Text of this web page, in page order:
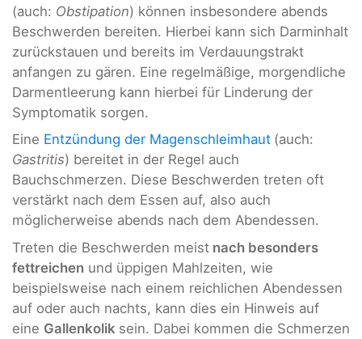
(auch: Obstipation) können insbesondere abends
Beschwerden bereiten. Hierbei kann sich Darminhalt
zurückstauen und bereits im Verdauungstrakt
anfangen zu gären. Eine regelmäßige, morgendliche
Darmentleerung kann hierbei für Linderung der
Symptomatik sorgen.
Eine Entzündung der Magenschleimhaut (auch:
Gastritis) bereitet in der Regel auch
Bauchschmerzen. Diese Beschwerden treten oft
verstärkt nach dem Essen auf, also auch
möglicherweise abends nach dem Abendessen.
Treten die Beschwerden meist nach besonders
fettreichen und üppigen Mahlzeiten, wie
beispielsweise nach einem reichlichen Abendessen
auf oder auch nachts, kann dies ein Hinweis auf
eine Gallenkolik sein. Dabei kommen die Schmerzen